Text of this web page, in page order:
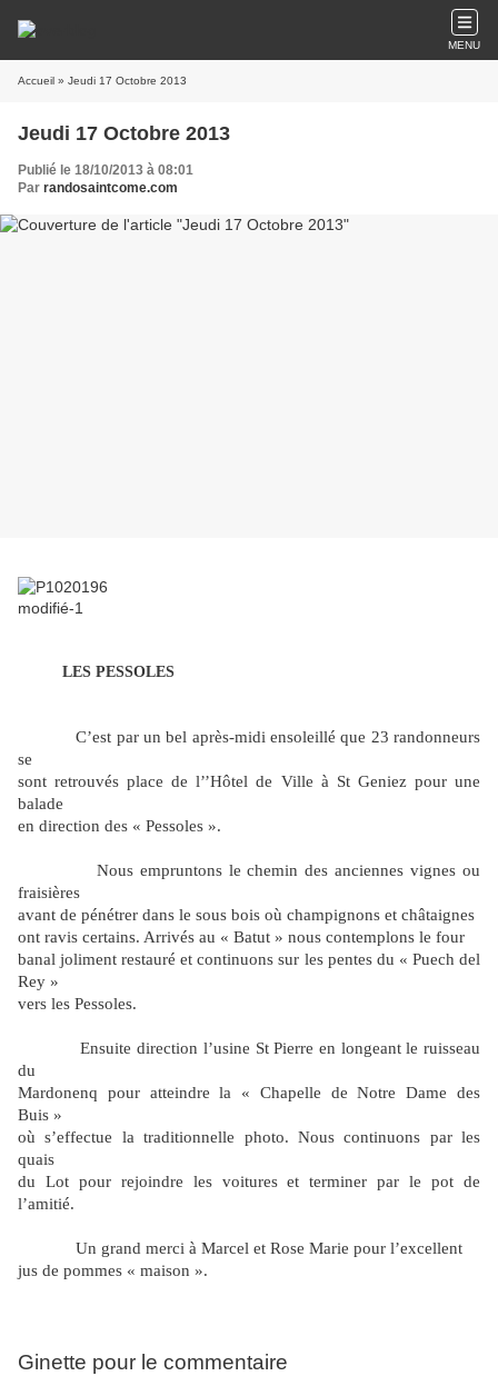
MENU
Accueil » Jeudi 17 Octobre 2013
Jeudi 17 Octobre 2013
Publié le 18/10/2013 à 08:01
Par randosaintcome.com
LES PESSOLES
C’est par un bel après-midi ensoleillé que 23 randonneurs
se
sont retrouvés place de l’’Hôtel de Ville à St Geniez pour une
balade
en direction des « Pessoles ».
Nous empruntons le chemin des anciennes vignes ou
fraisières
avant de pénétrer dans le sous bois où champignons et châtaignes
ont ravis certains. Arrivés au « Batut » nous contemplons le four
banal joliment restauré et continuons sur les pentes du « Puech del
Rey »
vers les Pessoles.
Ensuite direction l’usine St Pierre en longeant le ruisseau
du
Mardonenq pour atteindre la « Chapelle de Notre Dame des
Buis »
où s’effectue la traditionnelle photo. Nous continuons par les
quais
du Lot pour rejoindre les voitures et terminer par le pot de
l’amitié.
Un grand merci à Marcel et Rose Marie pour l’excellent
jus de pommes « maison ».
Ginette pour le commentaire